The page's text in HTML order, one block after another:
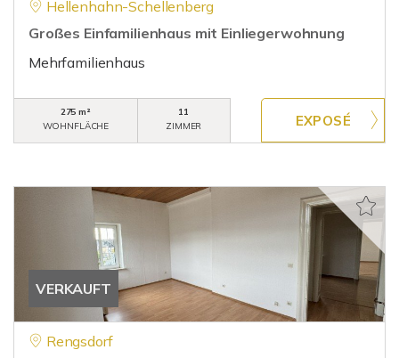
Hellenhahn-Schellenberg
Großes Einfamilienhaus mit Einliegerwohnung
Mehrfamilienhaus
275 m²
WOHNFLÄCHE
11
ZIMMER
VERKAUFT
Rengsdorf